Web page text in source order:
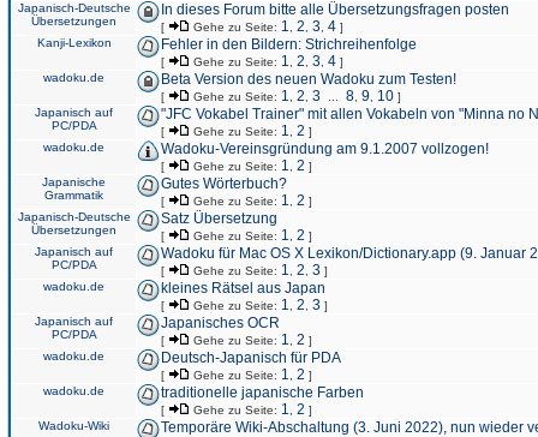
Japanisch-Deutsche
Übersetzungen
In dieses Forum bitte alle Übersetzungsfragen posten
[ Gehe zu Seite: 1 2 3 4 ]
Kanji-Lexikon
Fehler in den Bildern: Strichreihenfolge
[ Gehe zu Seite: 1 2 3 4 ]
wadoku.de
Beta Version des neuen Wadoku zum Testen!
[ Gehe zu Seite: 1 2 3 8 9 10 ]
Japanisch auf
PC/PDA
"JFC Vokabel Trainer" mit allen Vokabeln von "Minna no
[ Gehe zu Seite: 1 2 ]
wadoku.de
Wadoku-Vereinsgründung am 9.1.2007 vollzogen!
[ Gehe zu Seite: 1 2 ]
Japanische
Grammatik
Gutes Wörterbuch?
[ Gehe zu Seite: 1 2 ]
Japanisch-Deutsche
Übersetzungen
Satz Übersetzung
[ Gehe zu Seite: 1 2 ]
Japanisch auf
PC/PDA
Wadoku für Mac OS X Lexikon/Dictionary.app (9. Januar
[ Gehe zu Seite: 1 2 3 ]
wadoku.de
kleines Rätsel aus Japan
[ Gehe zu Seite: 1 2 3 ]
Japanisch auf
PC/PDA
Japanisches OCR
[ Gehe zu Seite: 1 2 ]
wadoku.de
Deutsch-Japanisch für PDA
[ Gehe zu Seite: 1 2 ]
wadoku.de
traditionelle japanische Farben
[ Gehe zu Seite: 1 2 ]
Wadoku-Wiki
Temporäre Wiki-Abschaltung (3. Juni 2022), nun wieder